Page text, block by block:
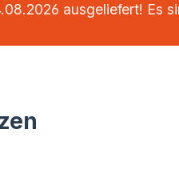
ausgeliefert! Es